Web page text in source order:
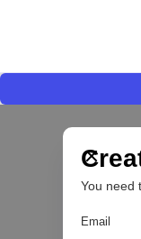
You need
Email
desde
OPEN